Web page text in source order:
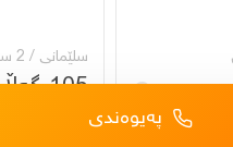
سلێمانی / 2 ساڵ
105 گەڵا
پەیوەندی